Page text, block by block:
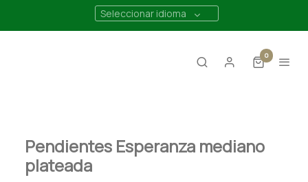
Seleccionar idioma
0
Pendientes Esperanza mediano
plateada